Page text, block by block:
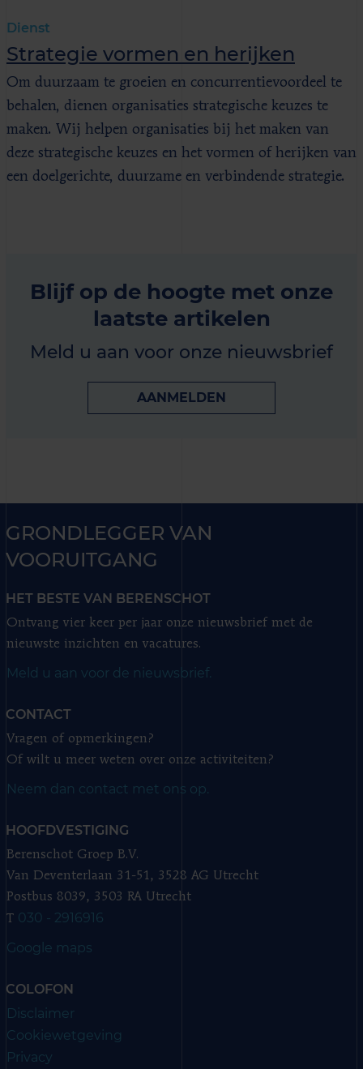
Dienst
Strategie vormen en herijken
Om duurzaam te groeien en concurrentievoordeel te
behalen, dienen organisaties strategische keuzes te
maken. Wij helpen organisaties bij het maken van
deze strategische keuzes en het vormen of herijken van
een doelgerichte, duurzame en verbindende strategie.
Blijf op de hoogte met onze
laatste artikelen
Meld u aan voor onze nieuwsbrief
AANMELDEN
GRONDLEGGER VAN
VOORUITGANG
HET BESTE VAN BERENSCHOT
Ontvang vier keer per jaar onze nieuwsbrief met de
nieuwste inzichten en vacatures.
Meld u aan voor de nieuwsbrief.
CONTACT
Vragen of opmerkingen?
Of wilt u meer weten over onze activiteiten?
Neem dan contact met ons op.
HOOFDVESTIGING
Berenschot Groep B.V.
Van Deventerlaan 31-51, 3528 AG Utrecht
Postbus 8039, 3503 RA Utrecht
T 030 - 2916916
Google maps
COLOFON
Disclaimer
Cookiewetgeving
Privacy